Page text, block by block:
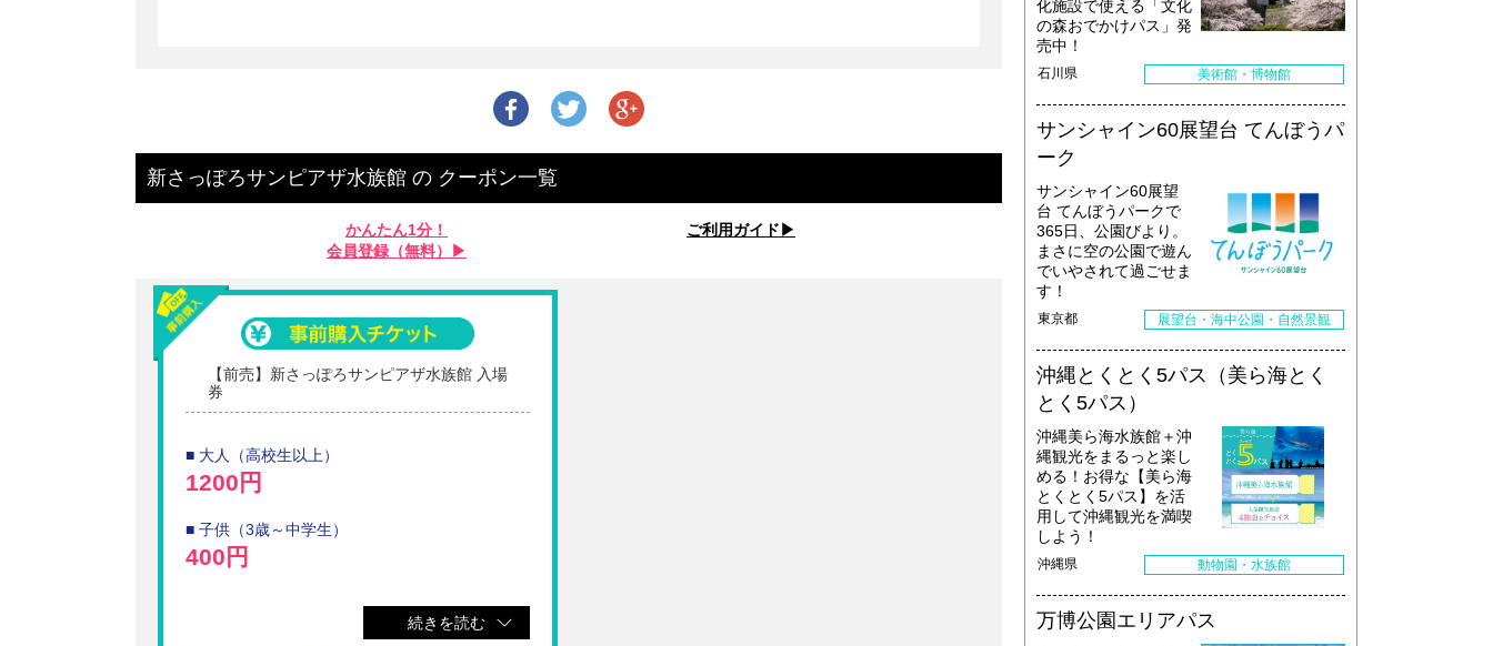
新さっぽろサンピアザ水族館 の クーポン一覧
かんたん1分！
会員登録（無料）▶︎
ご利用ガイド▶︎
【前売】新さっぽろサンピアザ水族館 入場
券
■ 大人（高校生以上）
1200円
■ 子供（3歳～中学生）
400円
続きを読む
化施設で使える「文化
の森おでかけパス」発
売中！
石川県 美術館・博物館
サンシャイン60展望台 てんぼうパ
ーク
サンシャイン60展望
台 てんぼうパークで
365日、公園びより。
まさに空の公園で遊ん
でいやされて過ごせま
す！
東京都 展望台・海中公園・自然景観
沖縄とくとく5パス（美ら海とく
とく5パス）
沖縄美ら海水族館＋沖
縄観光をまるっと楽し
める！お得な【美ら海
とくとく5パス】を活
用して沖縄観光を満喫
しよう！
沖縄県 動物園・水族館
万博公園エリアパス